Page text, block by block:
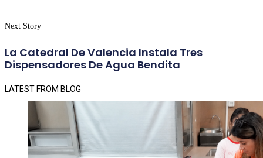
Next Story
La Catedral De Valencia Instala Tres
Dispensadores De Agua Bendita
LATEST FROM BLOG